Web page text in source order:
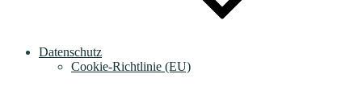
Datenschutz
Cookie-Richtlinie (EU)